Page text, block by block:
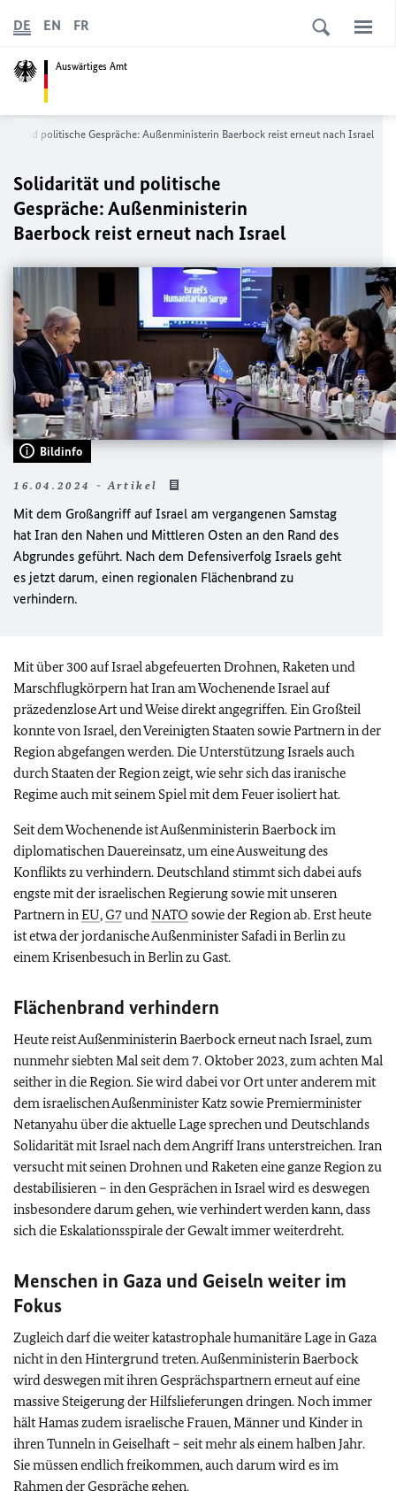
Auswärtiges Amt
DE EN FR
und politische Gespräche: Außenministerin Baerbock reist erneut nach Israel
Solidarität und politische
Gespräche: Außenministerin
Baerbock reist erneut nach Israel
Bildinfo
16.04.2024 - Artikel
Mit dem Großangriff auf Israel am vergangenen Samstag
hat Iran den Nahen und Mittleren Osten an den Rand des
Abgrundes geführt. Nach dem Defensiverfolg Israels geht
es jetzt darum, einen regionalen Flächenbrand zu
verhindern.
Mit über 300 auf Israel abgefeuerten Drohnen, Raketen und
Marschflugkörpern hat Iran am Wochenende Israel auf
präzedenzlose Art und Weise direkt angegriffen. Ein Großteil
konnte von Israel, den Vereinigten Staaten sowie Partnern in der
Region abgefangen werden. Die Unterstützung Israels auch
durch Staaten der Region zeigt, wie sehr sich das iranische
Regime auch mit seinem Spiel mit dem Feuer isoliert hat.
Seit dem Wochenende ist Außenministerin Baerbock im
diplomatischen Dauereinsatz, um eine Ausweitung des
Konflikts zu verhindern. Deutschland stimmt sich dabei aufs
engste mit der israelischen Regierung sowie mit unseren
Partnern in EU,G7und NATO sowie der Region ab. Erst heute
ist etwa der jordanische Außenminister Safadi in Berlin zu
einem Krisenbesuch in Berlin zu Gast.
Flächenbrand verhindern
Heute reist Außenministerin Baerbock erneut nach Israel, zum
nunmehr siebten Mal seit dem 7. Oktober 2023, zum achten Mal
seither in die Region. Sie wird dabei vor Ort unter anderem mit
dem israelischen Außenminister Katz sowie Premierminister
Netanyahu über die aktuelle Lage sprechen und Deutschlands
Solidarität mit Israel nach dem Angriff Irans unterstreichen. Iran
versucht mit seinen Drohnen und Raketen eine ganze Region zu
destabilisieren – in den Gesprächen in Israel wird es deswegen
insbesondere darum gehen, wie verhindert werden kann, dass
sich die Eskalationsspirale der Gewalt immer weiterdreht.
Menschen in Gaza und Geiseln weiter im
Fokus
Zugleich darf die weiter katastrophale humanitäre Lage in Gaza
nicht in den Hintergrund treten. Außenministerin Baerbock
wird deswegen mit ihren Gesprächspartnern erneut auf eine
massive Steigerung der Hilfslieferungen dringen. Noch immer
hält Hamas zudem israelische Frauen, Männer und Kinder in
ihren Tunneln in Geiselhaft – seit mehr als einem halben Jahr.
Sie müssen endlich freikommen, auch darum wird es im
Rahmen der Gespräche gehen.